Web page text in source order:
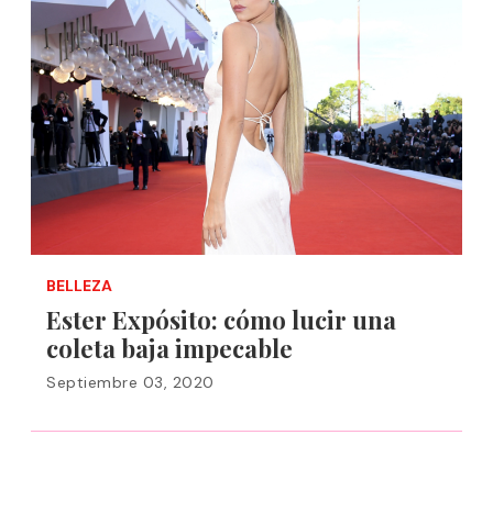
BELLEZA
Ester Expósito: cómo lucir una
coleta baja impecable
Septiembre 03, 2020